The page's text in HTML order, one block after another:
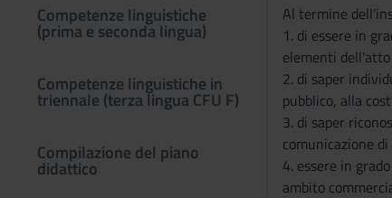
Competenze linguistiche
(prima e seconda lingua)
Competenze linguistiche in
triennale (terza lingua CFU F)
Compilazione del piano
didattico
Al termine
1. di essere in
elementi
2. di saper
pubblico, alla
3. di saper
comunicazione di
4. essere in
ambito